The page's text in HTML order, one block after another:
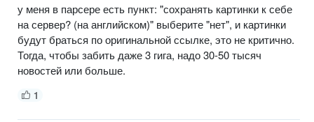
у меня в парсере есть пункт: "сохранять картинки к себе
на сервер? (на английском)" выберите "нет", и картинки
будут браться по оригинальной ссылке, это не критично.
Тогда, чтобы забить даже 3 гига, надо 30-50 тысяч
новостей или больше.
1